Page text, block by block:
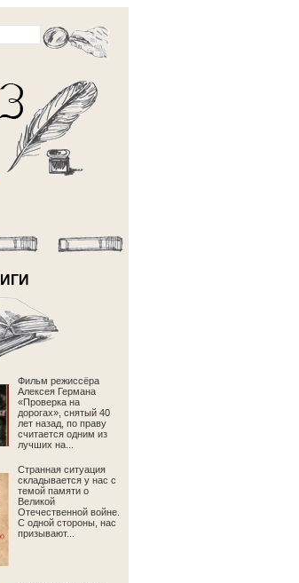
Фильм режиссёра
Алексея Германа
«Проверка на
дорогах», снятый 40
лет назад, по праву
считается одним из
лучших на...
Странная ситуация
складывается у нас с
темой памяти о
Великой
Отечественной войне.
С одной стороны, нас
призывают...